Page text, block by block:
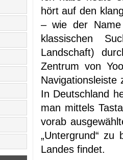
hört auf den
– wie der
klassischen
Landschaft)
Zentrum von
Navigationsleiste
In Deutschland
man mittels
vorab
„Untergrund“
Landes findet.